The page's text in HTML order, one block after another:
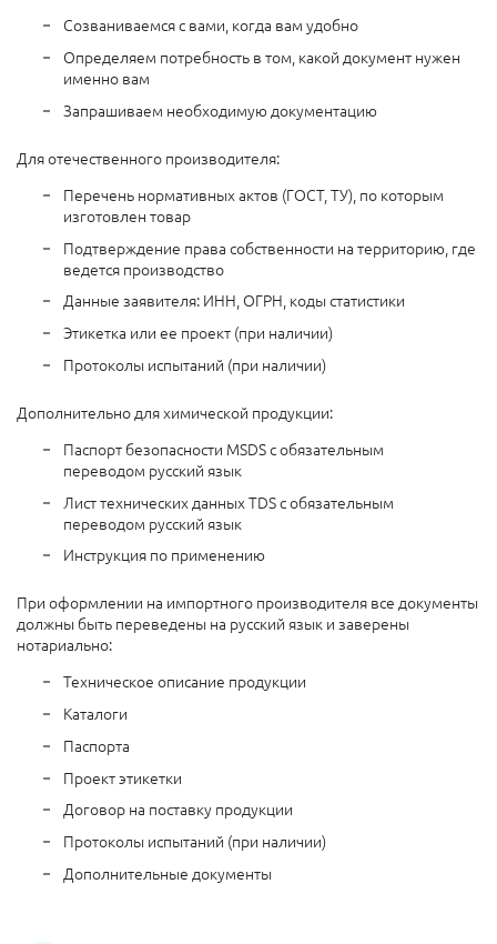
Созваниваемся с вами, когда вам удобно
Определяем потребность в том, какой документ нужен
именно вам
Запрашиваем необходимую документацию
Для отечественного производителя:
Перечень нормативных актов (ГОСТ, ТУ), по которым
изготовлен товар
Подтверждение права собственности на территорию, где
ведется производство
Данные заявителя: ИНН, ОГРН, коды статистики
Этикетка или ее проект (при наличии)
Протоколы испытаний (при наличии)
Дополнительно для химической продукции:
Паспорт безопасности MSDS с обязательным
переводом русский язык
Лист технических данных TDS с обязательным
переводом русский язык
Инструкция по применению
При оформлении на импортного производителя все документы
должны быть переведены на русский язык и заверены
нотариально:
Техническое описание продукции
Каталоги
Паспорта
Проект этикетки
Договор на поставку продукции
Протоколы испытаний (при наличии)
Дополнительные документы